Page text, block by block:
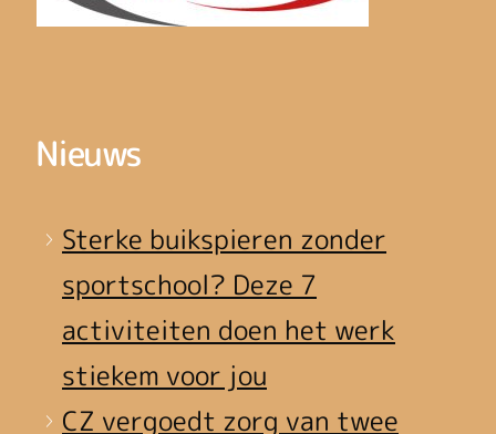
Nieuws
Sterke buikspieren zonder
sportschool? Deze 7
activiteiten doen het werk
stiekem voor jou
CZ vergoedt zorg van twee